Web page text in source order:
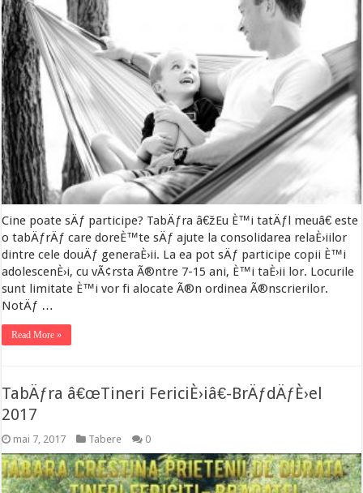
Cine poate sÄƒ participe? TabÄƒra â€žEu È™i tatÄƒl meuâ€ este
o tabÄƒrÄƒ care doreÈ™te sÄƒ ajute la consolidarea relaÈ›iilor
dintre cele douÄƒ generaÈ›ii. La ea pot sÄƒ participe copii È™i
adolescenÈ›i, cu vÃ¢rsta Ã®ntre 7-15 ani, È™i taÈ›ii lor. Locurile
sunt limitate È™i vor fi alocate Ã®n ordinea Ã®nscrierilor.
NotÄƒ …
Read More »
TabÄƒra â€œTineri FericiÈ›iâ€-BrÄƒdÄƒÈ›el
2017
mai 7, 2017 Tabere 0